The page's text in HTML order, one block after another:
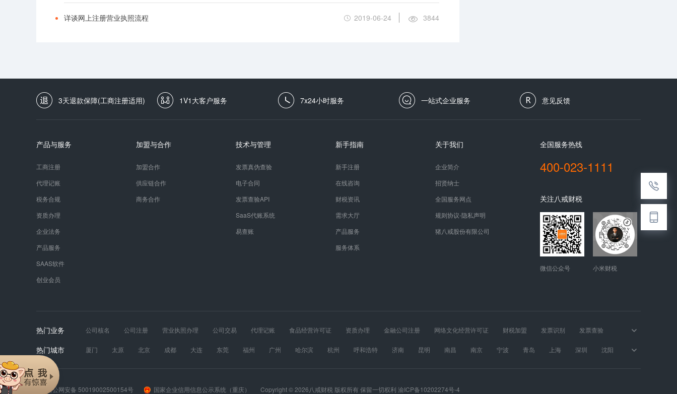
详谈网上注册营业执照流程 2019-06-24 3844
3天退款保障(工商注册适用) 1V1大客户服务 7x24小时服务 一站式企业服务 意见反馈
产品与服务
工商注册
代理记账
税务合规
资质办理
企业法务
产品服务
SAAS软件
创业会员
加盟与合作
加盟合作
供应链合作
商务合作
技术与管理
发票真伪查验
电子合同
发票查验API
SaaS代账系统
易查账
新手指南
新手注册
在线咨询
财税资讯
需求大厅
产品服务
服务体系
关于我们
企业简介
招贤纳士
全国服务网点
规则协议-隐私声明
猪八戒股份有限公司
全国服务热线
400-023-1111
关注八戒财税
微信公众号 小米财税
热门业务 公司核名 公司注册 营业执照办理 公司交易 代理记账 食品经营许可证 资质办理 金融公司注册 网络文化经营许可证 财税加盟 发票识别
发票查验
发票真伪
财税服务 工商年报 道路运输经营许可证 股权设计 医疗器械经营许可证
热门城市 厦门 太原 北京 成都 大连 东莞 福州 广州 哈尔滨 杭州 呼和浩特 济南 昆明 南昌 南京 宁波 青岛 上海 深圳
沈阳
渝公网安备 50019002500154号 国家企业信用信息公示系统（重庆） Copyright © 2026八戒财税 版权所有 保留一切权利 渝ICP备10202274号-4